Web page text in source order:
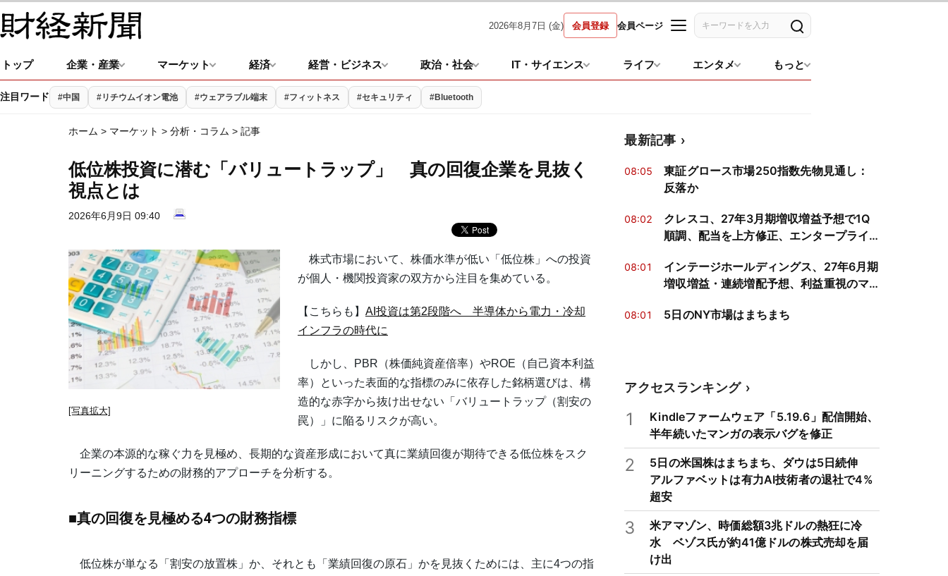
2026年8月7日 (金) 会員登録 会員ページ
記事を検索
トップ 企業・産業 マーケット 経済 経営・ビジネス 政治・社会 IT・サイエンス ライフ エンタメ もっと
注目ワード #中国 #リチウムイオン電池 #ウェアラブル端末 #フィットネス #セキュリティ #Bluetooth
ホーム > マーケット > 分析・コラム > 記事
低位株投資に潜む「バリュートラップ」 真の回復企業を見抜く
視点とは
2026年6月9日 09:40
[写真拡大]
株式市場において、株価水準が低い「低位株」への投資
が個人・機関投資家の双方から注目を集めている。
【こちらも】 AI投資は第2段階へ 半導体から電力・冷却
インフラの時代に
しかし、PBR（株価純資産倍率）やROE（自己資本利益
率）といった表面的な指標のみに依存した銘柄選びは、構
造的な赤字から抜け出せない「バリュートラップ（割安の
罠）」に陥るリスクが高い。
企業の本源的な稼ぐ力を見極め、長期的な資産形成において真に業績回復が期待できる低位株をスク
リーニングするための財務的アプローチを分析する。
■真の回復を見極める4つの財務指標
低位株が単なる「割安の放置株」か、それとも「業績回復の原石」かを見抜くためには、主に4つの指
最新記事
08:05
東証グロース市場250指数先物見通し：
反落か
08:02
クレスコ、27年3月期増収増益予想で1Q
順調、配当を上方修正、エンタープライ
08:01
インテージホールディングス、27年6月期
増収増益・連続増配予想、利益重視のマ
08:01 5日のNY市場はまちまち
アクセスランキング
1
Kindleファームウェア「5.19.6」配信開始、
半年続いたマンガの表示バグを修正
2
5日の米国株はまちまち、ダウは5日続伸
アルファベットは有力AI技術者の退社で4%
超安
3
米アマゾン、時価総額3兆ドルの熱狂に冷
水 ベゾス氏が約41億ドルの株式売却を届
け出